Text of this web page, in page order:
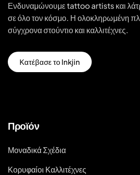
Ενδυναμώνουμε tattoo artists και
σε όλο τον κόσμο. Η ολοκληρωμένη
σύγχρονα στούντιο και καλλιτέχνες.
Κατέβασε το Inkjin
Προϊόν
Μοναδικά Σχέδια
Κορυφαίοι Καλλιτέχνες